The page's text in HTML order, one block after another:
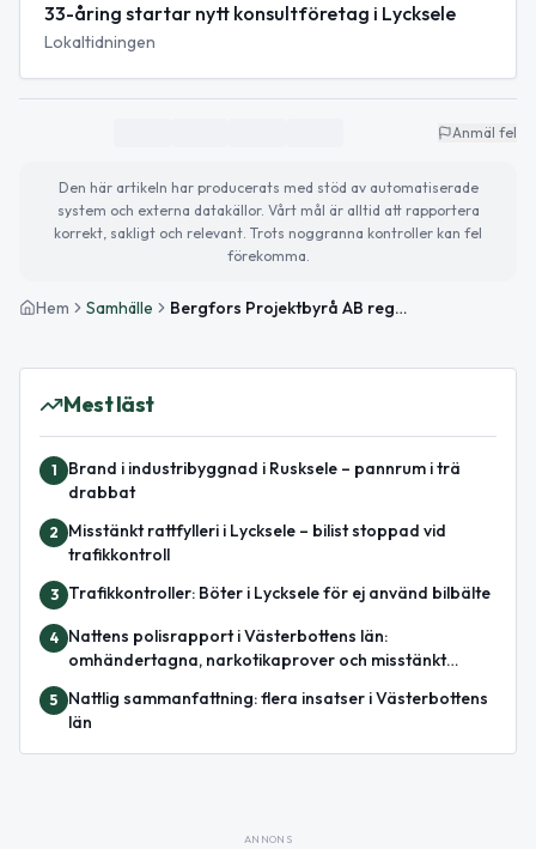
33-åring startar nytt konsultföretag i Lycksele
Lokaltidningen
Anmäl fel
Den här artikeln har producerats med stöd av automatiserade
system och externa datakällor. Vårt mål är alltid att rapportera
korrekt, sakligt och relevant. Trots noggranna kontroller kan fel
förekomma.
Hem Samhälle Bergfors Projektbyrå AB registrerat i Lycksele
Mest läst
1
Brand i industribyggnad i Rusksele – pannrum i trä
drabbat
2
Misstänkt rattfylleri i Lycksele – bilist stoppad vid
trafikkontroll
3 Trafikkontroller: Böter i Lycksele för ej använd bilbälte
4
Nattens polisrapport i Västerbottens län:
omhändertagna, narkotikaprover och misstänkt
5
Nattlig sammanfattning: flera insatser i Västerbottens
län
ANNONS